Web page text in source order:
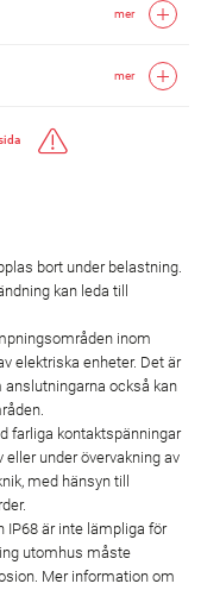
mer
mer
bort under belastning.
kan leda till
inom
elektriska enheter. Det är
också kan
farliga kontaktspänningar
under övervakning av
med hänsyn till
IP68 är inte lämpliga för
utomhus måste
Mer information om